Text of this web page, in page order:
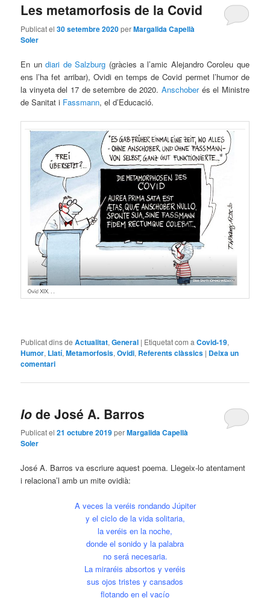
Les metamorfosis de la Covid
Publicat el30 setembre 2020perMargalida Capellà
Soler
En undiari de Salzburg (gràcies a l’amic Alejandro Coroleu que
ens l’ha fet arribar), Ovidi en temps de Covid permet l’humor de
la vinyeta del 17 de setembre de 2020.Anschoberés el Ministre
de Sanitat i Fassmann, el d’Educació.
Publicat dins de Actualitat,General | Etiquetat com aCovid-19,
Humor, Llatí,Metamorfosis,Ovidi, Referents clàssics | Deixa un
comentari
Io de José A. Barros
Publicat el21 octubre 2019perMargalida Capellà
Soler
José A. Barros va escriure aquest poema. Llegeix-lo atentament
i relaciona’l amb un mite ovidià:
A veces la veréis rondando Júpiter
y el ciclo de la vida solitaria,
la veréis en la noche,
donde el sonido y la palabra
no será necesaria.
La miraréis absortos y veréis
sus ojos tristes y cansados
flotando en el vacío